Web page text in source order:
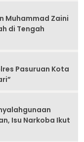
Muhammad Zaini
di Tengah
Pasuruan Kota
Isu Narkoba Ikut